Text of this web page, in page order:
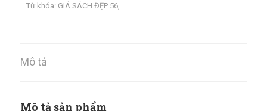
Từ khóa: GIÁ SÁCH ĐẸP 56,
Mô tả
Mô tả sản phẩm